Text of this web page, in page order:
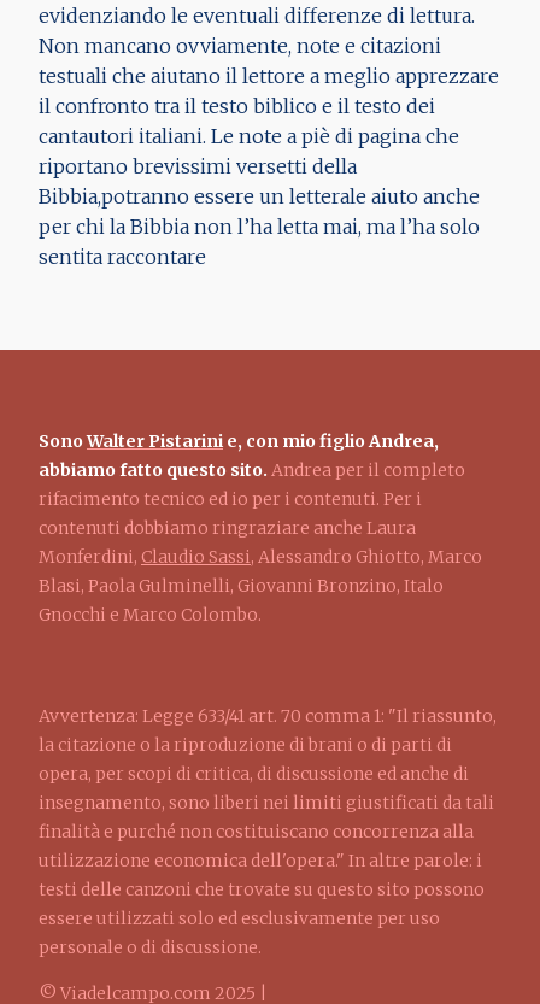
evidenziando le eventuali differenze di lettura.
Non mancano ovviamente, note e citazioni
testuali che aiutano il lettore a meglio apprezzare
il confronto tra il testo biblico e il testo dei
cantautori italiani. Le note a piè di pagina che
riportano brevissimi versetti della
Bibbia,potranno essere un letterale aiuto anche
per chi la Bibbia non l’ha letta mai, ma l’ha solo
sentita raccontare
SonoWalter Pistarini e, con mio figlio Andrea,
abbiamo fatto questo sito. Andrea per il completo
rifacimento tecnico ed io per i contenuti. Per i
contenuti dobbiamo ringraziare anche Laura
Monferdini, Claudio Sassi, Alessandro Ghiotto, Marco
Blasi, Paola Gulminelli, Giovanni Bronzino, Italo
Gnocchi e Marco Colombo.
Avvertenza: Legge 633/41 art. 70 comma 1: "Il riassunto,
la citazione o la riproduzione di brani o di parti di
opera, per scopi di critica, di discussione ed anche di
insegnamento, sono liberi nei limiti giustificati da tali
finalità e purché non costituiscano concorrenza alla
utilizzazione economica dell'opera." In altre parole: i
testi delle canzoni che trovate su questo sito possono
essere utilizzati solo ed esclusivamente per uso
personale o di discussione.
© Viadelcampo.com 2025 |